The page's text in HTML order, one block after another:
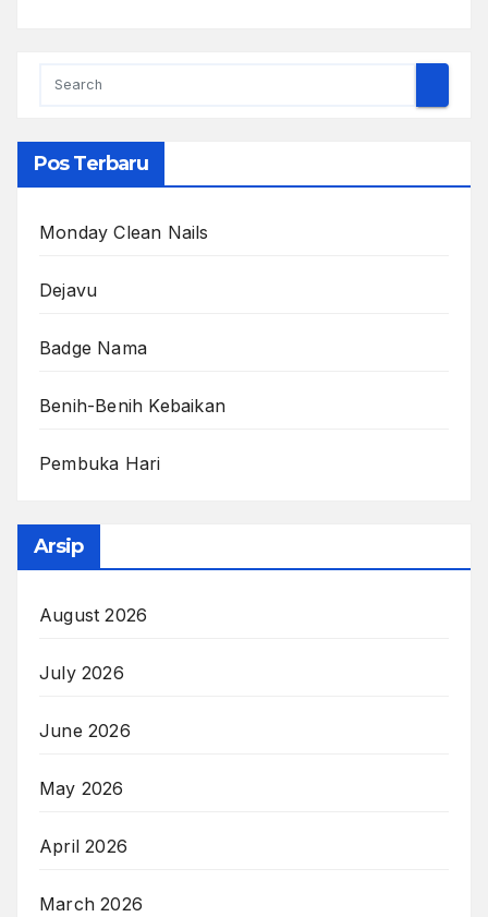
Pos Terbaru
Monday Clean Nails
Dejavu
Badge Nama
Benih-Benih Kebaikan
Pembuka Hari
Arsip
August 2026
July 2026
June 2026
May 2026
April 2026
March 2026